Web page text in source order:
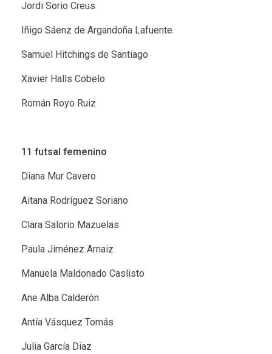
Jordi Sorio Creus
Iñigo Sáenz de Argandoña Lafuente
Samuel Hitchings de Santiago
Xavier Halls Cobelo
Román Royo Ruiz
11 futsal femenino
Diana Mur Cavero
Aitana Rodríguez Soriano
Clara Salorio Mazuelas
Paula Jiménez Arnaiz
Manuela Maldonado Caslisto
Ane Alba Calderón
Antía Vásquez Tomás
Julia García Diaz